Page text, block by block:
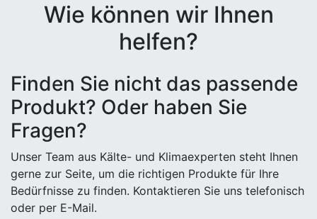
Wie können wir Ihnen
helfen?
Finden Sie nicht das passende
Produkt? Oder haben Sie
Fragen?
Unser Team aus Kälte- und Klimaexperten steht Ihnen
gerne zur Seite, um die richtigen Produkte für Ihre
Bedürfnisse zu finden. Kontaktieren Sie uns telefonisch
oder per E-Mail.